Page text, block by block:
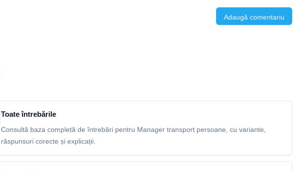
Adaugă comentariu
Toate întrebările
Consultă baza completă de întrebări pentru Manager transport persoane, cu variante,
răspunsuri corecte și explicații.